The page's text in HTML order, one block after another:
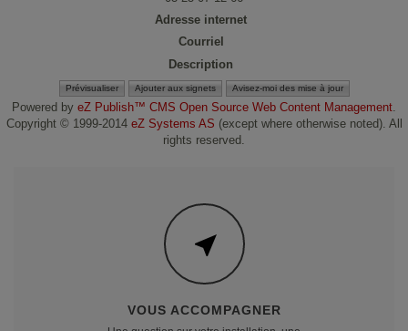
Adresse internet
Courriel
Description
Powered by eZ Publish™ CMS Open Source Web Content Management.
Copyright © 1999-2014 eZ Systems AS (except where otherwise noted). All
rights reserved.
VOUS ACCOMPAGNER